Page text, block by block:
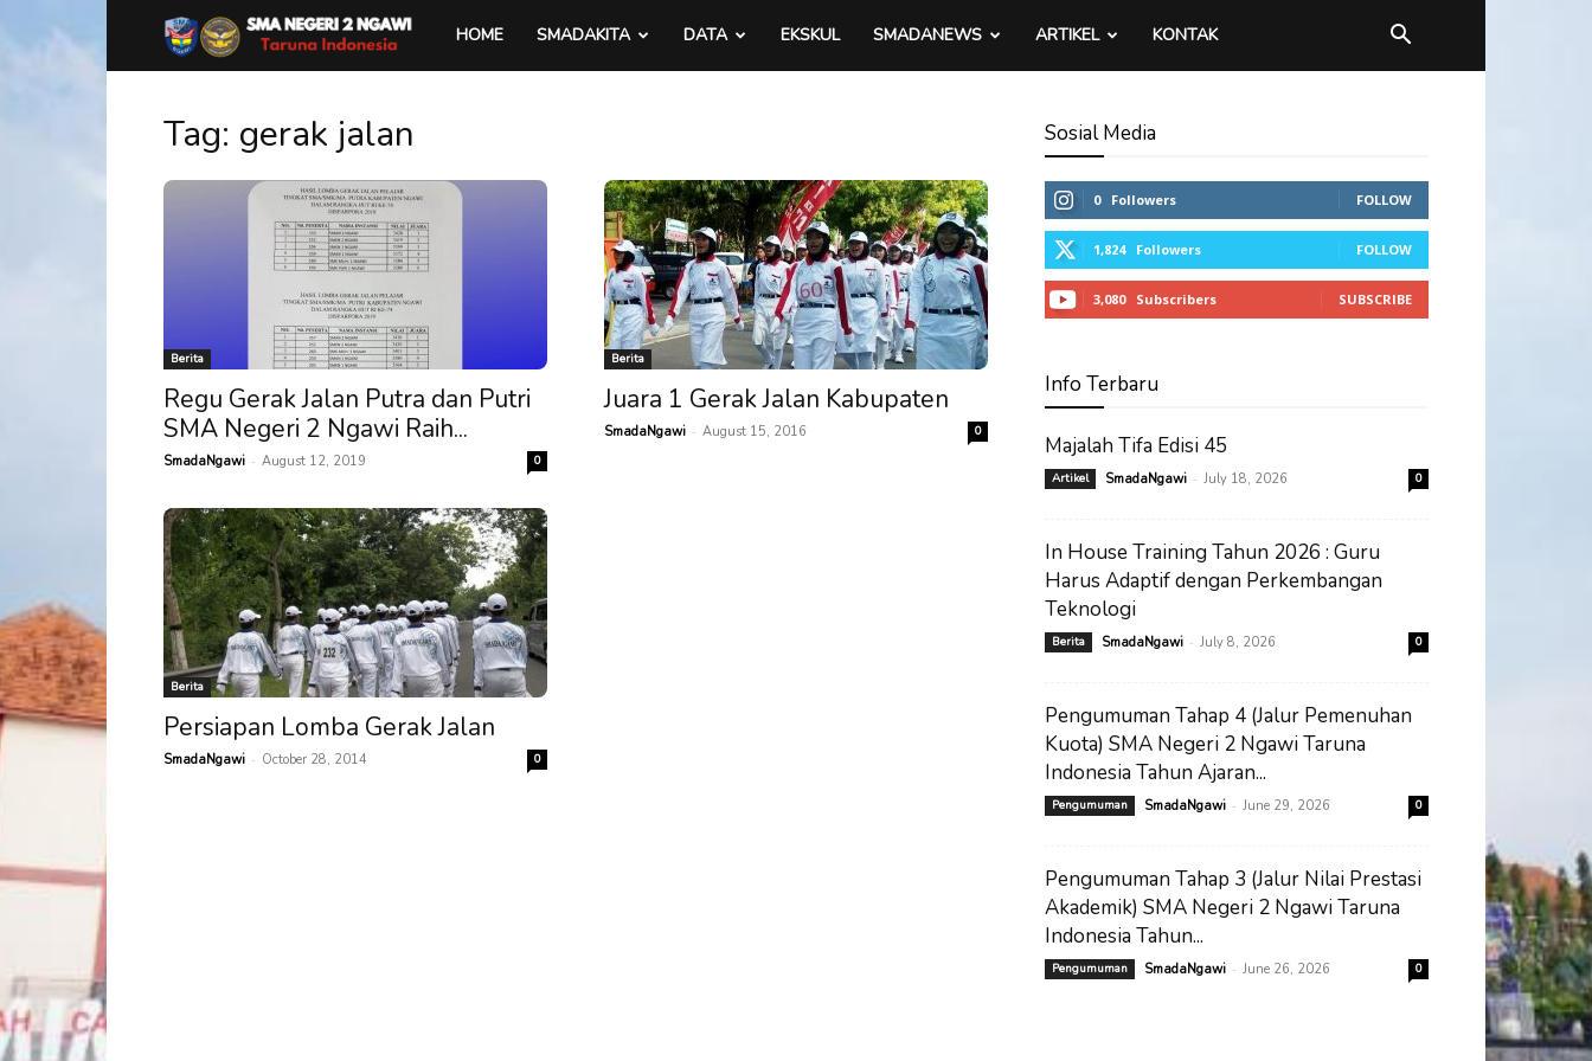
SMA
2
HOME SMADAKITA DATA EKSKUL SMADANEWS ARTIKEL KONTAK
Tag: gerak jalan
Berita
Regu Gerak Jalan Putra dan Putri
SMA Negeri 2 Ngawi Raih...
SmadaNgawi - August 12, 2019 0
Berita
Juara 1 Gerak Jalan Kabupaten
SmadaNgawi - August 15, 2016 0
Berita
Persiapan Lomba Gerak Jalan
SmadaNgawi - October 28, 2014 0
Sosial Media
0 Followers FOLLOW
1,824 Followers FOLLOW
3,080 Subscribers SUBSCRIBE
Info Terbaru
Majalah Tifa Edisi 45
Artikel SmadaNgawi - July 18, 2026 0
In House Training Tahun 2026 : Guru
Harus Adaptif dengan Perkembangan
Teknologi
Berita SmadaNgawi - July 8, 2026 0
Pengumuman Tahap 4 (Jalur Pemenuhan
Kuota) SMA Negeri 2 Ngawi Taruna
Indonesia Tahun Ajaran...
Pengumuman SmadaNgawi - June 29, 2026 0
Pengumuman Tahap 3 (Jalur Nilai Prestasi
Akademik) SMA Negeri 2 Ngawi Taruna
Indonesia Tahun...
Pengumuman SmadaNgawi - June 26, 2026 0